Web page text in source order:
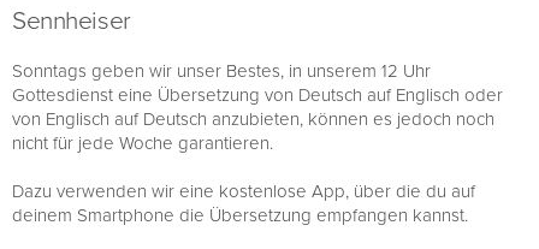
Sennheiser
Sonntags geben wir unser Bestes, in unserem 12 Uhr
Gottesdienst eine Übersetzung von Deutsch auf Englisch oder
von Englisch auf Deutsch anzubieten, können es jedoch noch
nicht für jede Woche garantieren.
Dazu verwenden wir eine kostenlose App, über die du auf
deinem Smartphone die Übersetzung empfangen kannst.